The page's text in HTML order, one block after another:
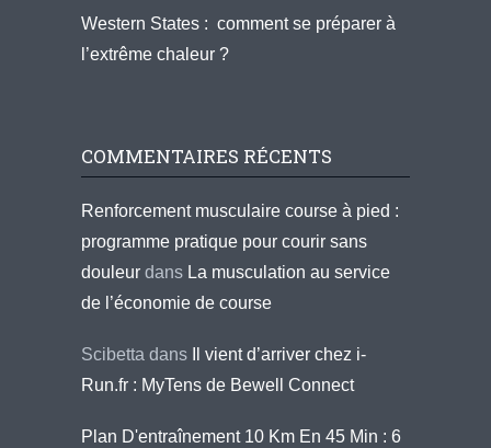
Western States : comment se préparer à
l’extrême chaleur ?
COMMENTAIRES RÉCENTS
Renforcement musculaire course à pied :
programme pratique pour courir sans
douleur dans La musculation au service
de l’économie de course
Scibetta dans
Il vient d’arriver chez i-
Run.fr : MyTens de Bewell Connect
Plan D'entraînement 10 Km En 45 Min : 6